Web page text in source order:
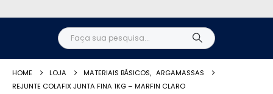
HOME LOJA MATERIAIS BÁSICOS, ARGAMASSAS
REJUNTE COLAFIX JUNTA FINA 1KG – MARFIN CLARO